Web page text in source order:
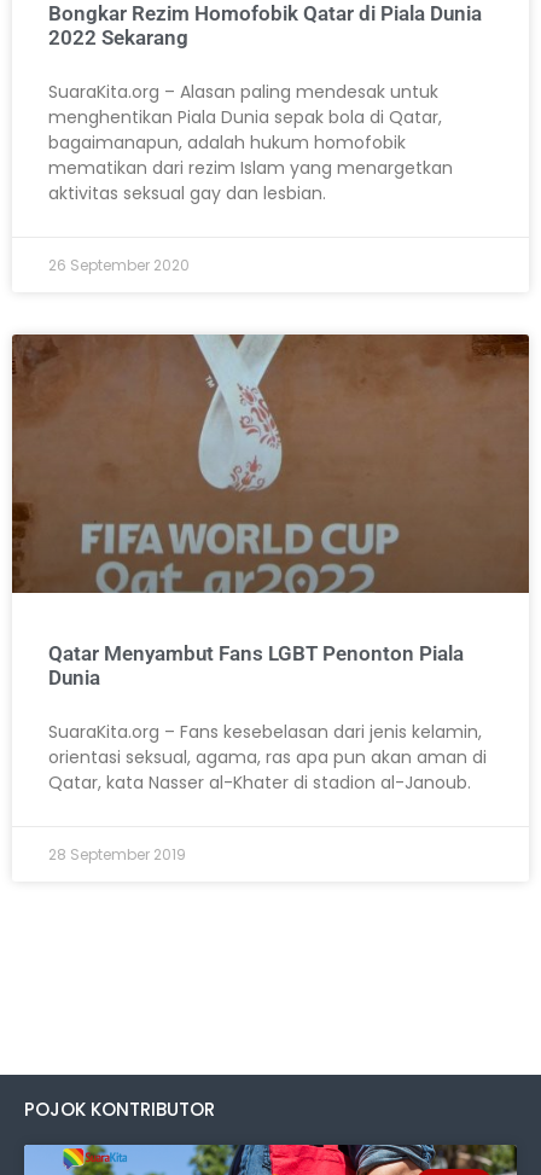
Bongkar Rezim Homofobik Qatar di Piala Dunia
2022 Sekarang
SuaraKita.org – Alasan paling mendesak untuk
menghentikan Piala Dunia sepak bola di Qatar,
bagaimanapun, adalah hukum homofobik
mematikan dari rezim Islam yang menargetkan
aktivitas seksual gay dan lesbian.
26 September 2020
Qatar Menyambut Fans LGBT Penonton Piala
Dunia
SuaraKita.org – Fans kesebelasan dari jenis kelamin,
orientasi seksual, agama, ras apa pun akan aman di
Qatar, kata Nasser al-Khater di stadion al-Janoub.
28 September 2019
POJOK KONTRIBUTOR